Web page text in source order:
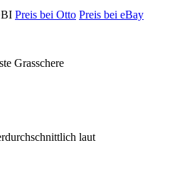
Preis bei Otto Preis bei eBay
Grasschere
laut